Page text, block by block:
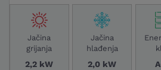
Jačina
grijanja
2,2 kW
Jačina
hlađenja
2,0 kW